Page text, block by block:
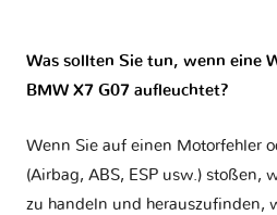
Was sollten Sie tun, wenn eine
BMW X7 G07 aufleuchtet?
Wenn Sie auf einen Motorfehler
(Airbag, ABS, ESP usw.) stoßen,
zu handeln und herauszufinden,